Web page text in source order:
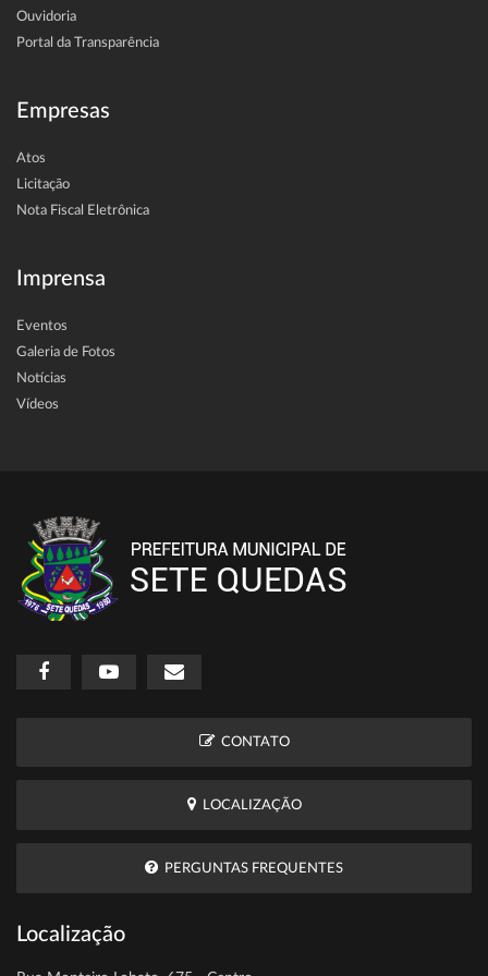
Ouvidoria
Portal da Transparência
Empresas
Atos
Licitação
Nota Fiscal Eletrônica
Imprensa
Eventos
Galeria de Fotos
Notícias
Vídeos
CONTATO
LOCALIZAÇÃO
PERGUNTAS FREQUENTES
Localização